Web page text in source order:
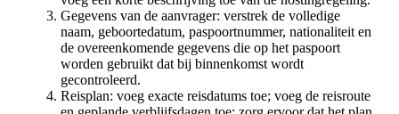
Gegevens van de aanvrager: verstrek de volledige
naam, geboortedatum, paspoortnummer, nationaliteit en
de overeenkomende gegevens die op het paspoort
worden gebruikt dat bij binnenkomst wordt
gecontroleerd.
Reisplan: voeg exacte reisdatums toe; voeg de reisroute